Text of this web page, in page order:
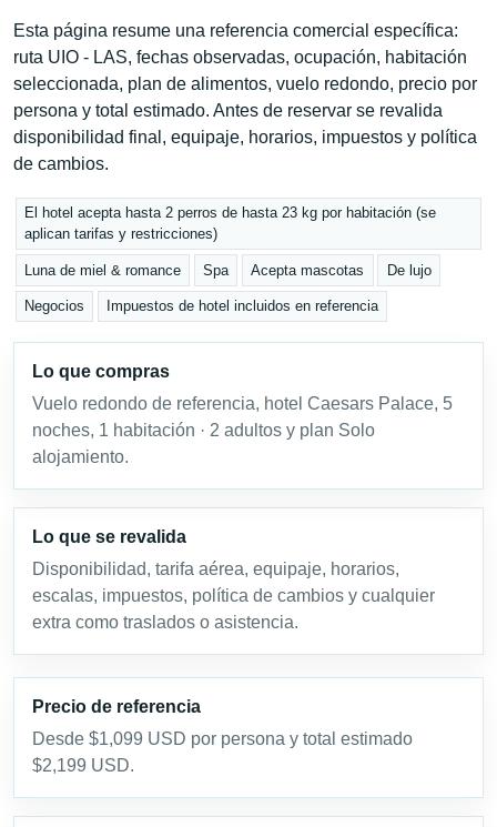
Esta página resume una referencia comercial específica:
ruta UIO - LAS, fechas observadas, ocupación, habitación
seleccionada, plan de alimentos, vuelo redondo, precio por
persona y total estimado. Antes de reservar se revalida
disponibilidad final, equipaje, horarios, impuestos y política
de cambios.
El hotel acepta hasta 2 perros de hasta 23 kg por habitación (se
aplican tarifas y restricciones)
Luna de miel & romance Spa Acepta mascotas De lujo
Negocios Impuestos de hotel incluidos en referencia
Lo que compras
Vuelo redondo de referencia, hotel Caesars Palace, 5
noches, 1 habitación · 2 adultos y plan Solo
alojamiento.
Lo que se revalida
Disponibilidad, tarifa aérea, equipaje, horarios,
escalas, impuestos, política de cambios y cualquier
extra como traslados o asistencia.
Precio de referencia
Desde $1,099 USD por persona y total estimado
$2,199 USD.